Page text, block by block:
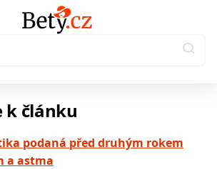
k článku
podaná před druhým rokem
a astma